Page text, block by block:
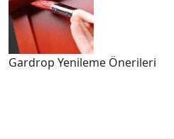
Gardrop Yenileme Önerileri